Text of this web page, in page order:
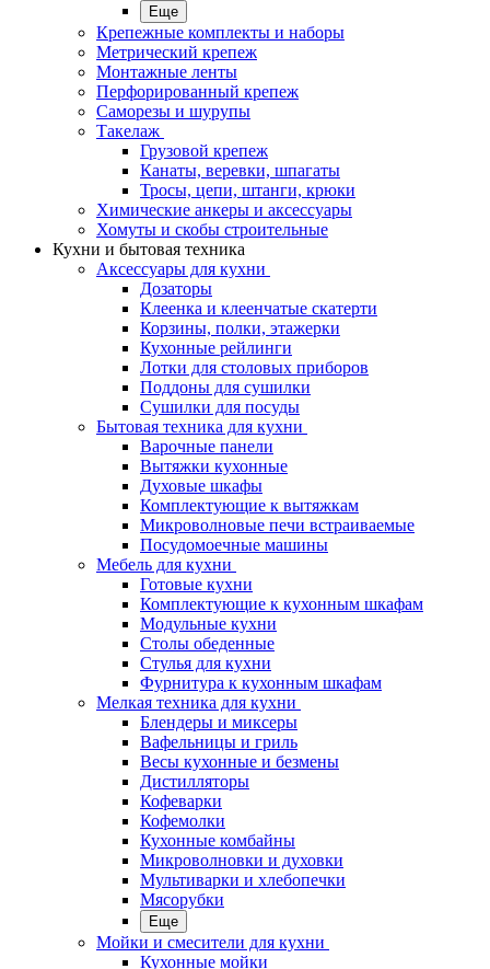
Еще
Крепежные комплекты и наборы
Метрический крепеж
Монтажные ленты
Перфорированный крепеж
Саморезы и шурупы
Такелаж
Грузовой крепеж
Канаты, веревки, шпагаты
Тросы, цепи, штанги, крюки
Химические анкеры и аксессуары
Хомуты и скобы строительные
Кухни и бытовая техника
Аксессуары для кухни
Дозаторы
Клеенка и клеенчатые скатерти
Корзины, полки, этажерки
Кухонные рейлинги
Лотки для столовых приборов
Поддоны для сушилки
Сушилки для посуды
Бытовая техника для кухни
Варочные панели
Вытяжки кухонные
Духовые шкафы
Комплектующие к вытяжкам
Микроволновые печи встраиваемые
Посудомоечные машины
Мебель для кухни
Готовые кухни
Комплектующие к кухонным шкафам
Модульные кухни
Столы обеденные
Стулья для кухни
Фурнитура к кухонным шкафам
Мелкая техника для кухни
Блендеры и миксеры
Вафельницы и гриль
Весы кухонные и безмены
Дистилляторы
Кофеварки
Кофемолки
Кухонные комбайны
Микроволновки и духовки
Мультиварки и хлебопечки
Мясорубки
Еще
Мойки и смесители для кухни
Кухонные мойки